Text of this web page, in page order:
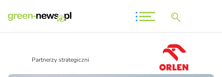
Partnerzy strategiczni